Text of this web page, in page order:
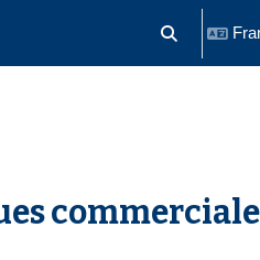
Activer/